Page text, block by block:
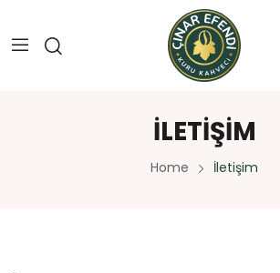
İLETIŞIM
Home İletişim